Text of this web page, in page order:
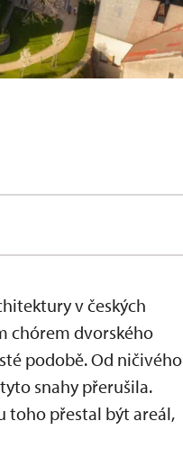
v českých
chórem dvorského
podobě. Od ničivého
snahy přerušila.
toho přestal být areál,